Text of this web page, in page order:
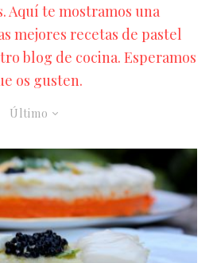
Aquí te mostramos una
mejores recetas de pastel
blog de cocina. Esperamos
os gusten.
Último